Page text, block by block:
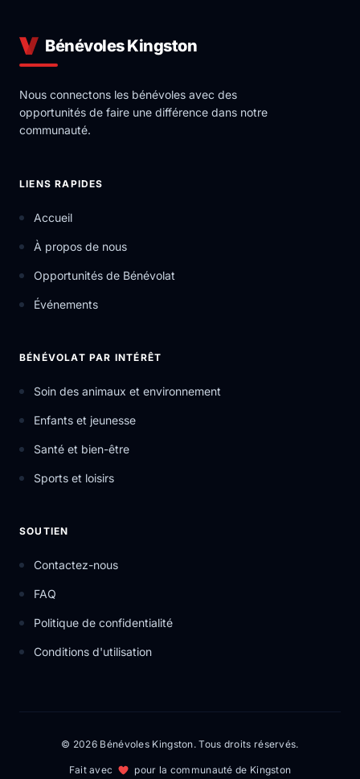
Bénévoles Kingston
Nous connectons les bénévoles avec des
opportunités de faire une différence dans notre
communauté.
LIENS RAPIDES
Accueil
À propos de nous
Opportunités de Bénévolat
Événements
BÉNÉVOLAT PAR INTÉRÊT
Soin des animaux et environnement
Enfants et jeunesse
Santé et bien-être
Sports et loisirs
SOUTIEN
Contactez-nous
FAQ
Politique de confidentialité
Conditions d'utilisation
© 2026 Bénévoles Kingston. Tous droits réservés.
Fait avec pour la communauté de Kingston